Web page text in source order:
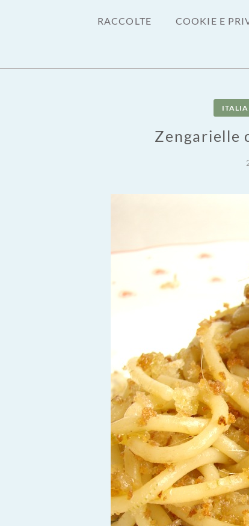
RACCOLTE COOKIE E
Zengarielle